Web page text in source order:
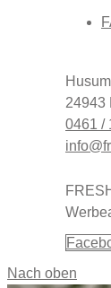
24943
0461 /
Nach oben